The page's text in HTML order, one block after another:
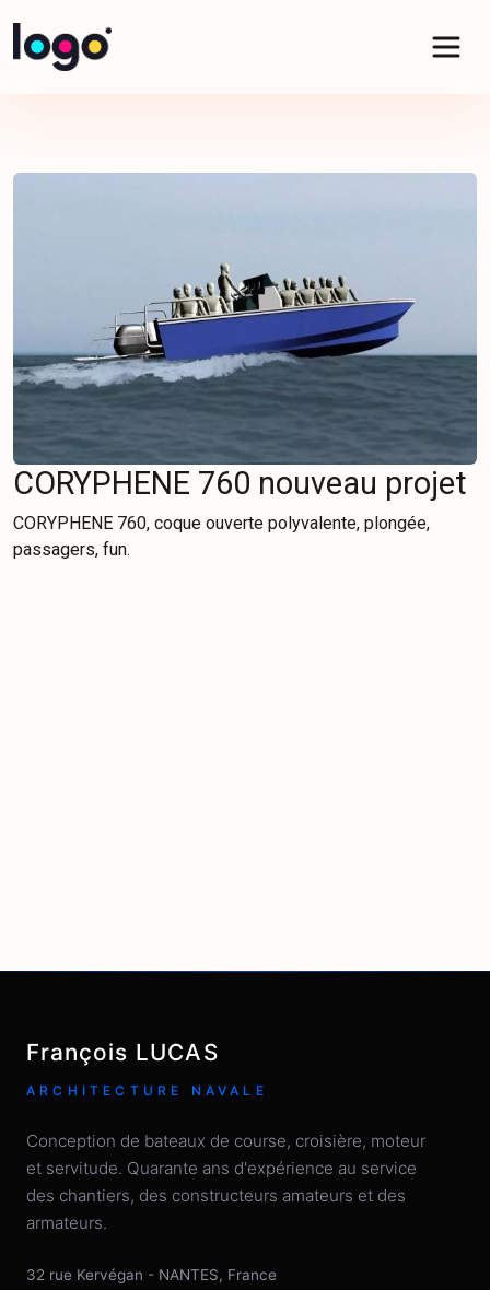
CORYPHENE 760 nouveau projet
CORYPHENE 760, coque ouverte polyvalente, plongée,
passagers, fun.
François LUCAS
ARCHITECTURE NAVALE
Conception de bateaux de course, croisière, moteur
et servitude. Quarante ans d'expérience au service
des chantiers, des constructeurs amateurs et des
armateurs.
32 rue Kervégan - NANTES, France